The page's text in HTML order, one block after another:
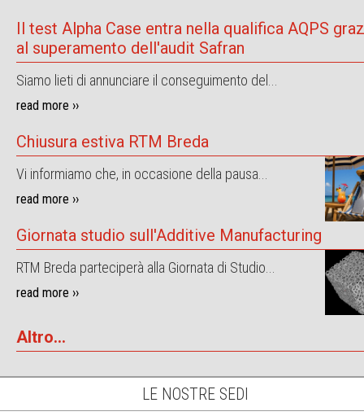
Il test Alpha Case entra nella qualifica AQPS
al superamento dell'audit Safran
Siamo lieti di annunciare il conseguimento del...
read more ››
Chiusura estiva RTM Breda
Vi informiamo che, in occasione della pausa...
read more ››
Giornata studio sull'Additive Manufacturing
RTM Breda parteciperà alla Giornata di Studio...
read more ››
Altro...
LE NOSTRE SEDI